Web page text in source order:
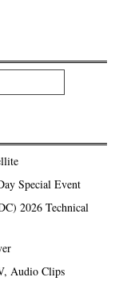
Special Event
2026 Technical
Audio Clips